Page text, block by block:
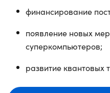
финансирование
появление новых
суперкомпьютеров;
развитие квантовых